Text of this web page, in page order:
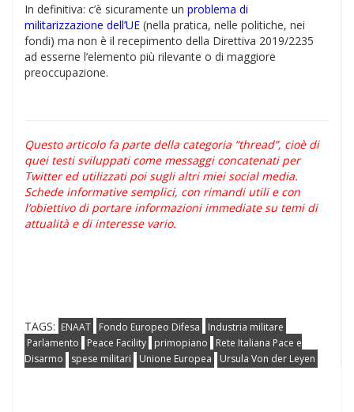
In definitiva: c’è sicuramente un problema di
militarizzazione dell’UE (nella pratica, nelle politiche, nei
fondi) ma non è il recepimento della Direttiva 2019/2235
ad esserne l’elemento più rilevante o di maggiore
preoccupazione.
Questo articolo fa parte della categoria “thread”, cioè di
quei testi sviluppati come messaggi concatenati per
Twitter ed utilizzati poi sugli altri miei social media.
Schede informative semplici, con rimandi utili e con
l’obiettivo di portare informazioni immediate su temi di
attualità e di interesse vario.
TAGS: ENAAT Fondo Europeo Difesa
Industria militare
Parlamento
Peace Facility primopiano
Rete Italiana Pace e
Disarmo
spese militari Unione Europea Ursula Von der Leyen